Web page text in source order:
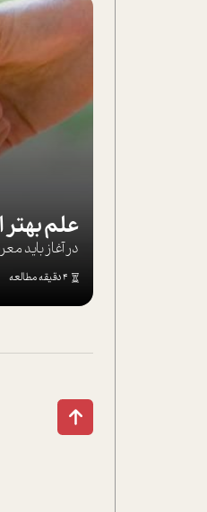
علم
در آغاز باید
4 دقیقه مطالعه